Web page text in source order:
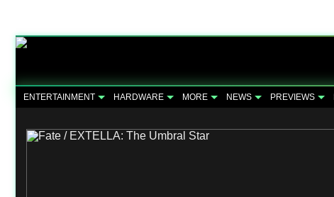
ENTERTAINMENT HARDWARE MORE NEWS PREVIEWS